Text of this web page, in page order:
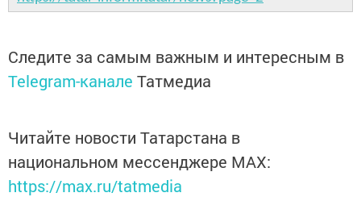
Следите за самым важным и интересным в
Telegram-канале Татмедиа
Читайте новости Татарстана в
национальном мессенджере MАХ:
https://max.ru/tatmedia